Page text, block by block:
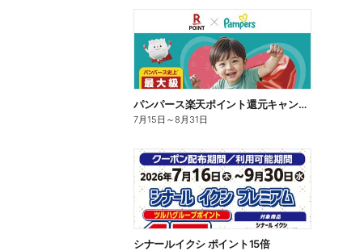
パンパース楽天ポイント還元キャンペーン
7月15日 ～8月31日
シナールイクシ ポイント15倍